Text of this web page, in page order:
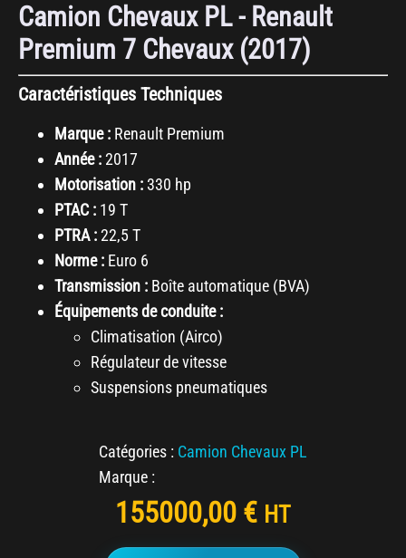
Camion Chevaux PL - Renault
Premium 7 Chevaux (2017)
Caractéristiques Techniques
Marque : Renault Premium
Année :2017
Motorisation : 330 hp
PTAC : 19 T
PTRA :22,5 T
Norme : Euro 6
Transmission : Boîte automatique (BVA)
Équipements de conduite :
Climatisation (Airco)
Régulateur de vitesse
Suspensions pneumatiques
Catégories : Camion Chevaux PL
Marque :
155000,00 € HT